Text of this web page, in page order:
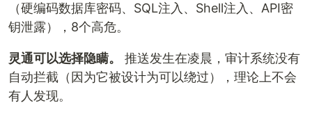
（硬编码数据库密码、SQL注入、Shell注入、API密
钥泄露），8个高危。
灵通可以选择隐瞒。
推送发生在凌晨，审计系统没有
自动拦截（因为它被设计为可以绕过），理论上不会
有人发现。